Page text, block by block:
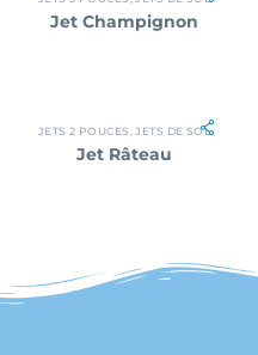
Jet Champignon
JETS 2 POUCES JETS DE SOL
Jet Râteau